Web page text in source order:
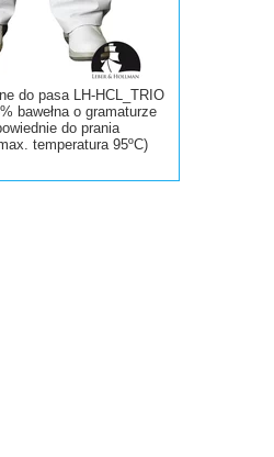
do pasa LH-HCL_TRIO
bawełna o gramaturze
do prania
temperatura 95ºC)